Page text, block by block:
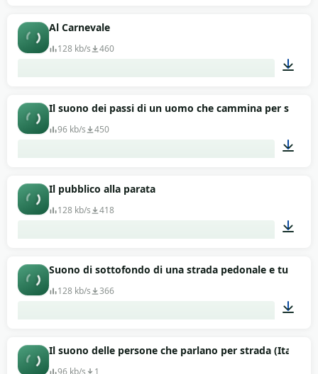
Al Carnevale
128 kb/s 460
01:06
Il suono dei passi di un uomo che cammina per strada
96 kb/s 450
Il pubblico alla parata
128 kb/s 418
01:02
Suono di sottofondo di una strada pedonale e turistica
128 kb/s 366
02:54
Il suono delle persone che parlano per strada (Italia)
96 kb/s 1